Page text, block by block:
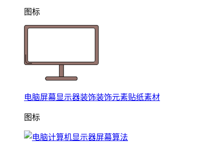
图标
电脑屏幕显示器装饰装饰元素贴纸素材
图标